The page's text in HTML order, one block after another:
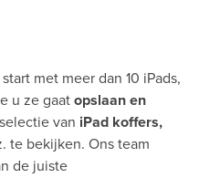
met meer dan 10 iPads,
u ze gaatopslaan en
van iPad koffers,
te bekijken. Ons team
de juiste